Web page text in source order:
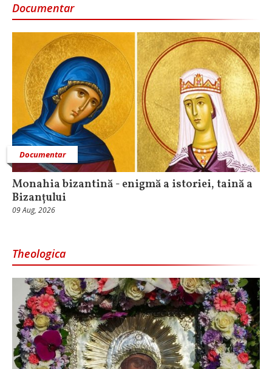
Documentar
Documentar
Monahia bizantină - enigmă a istoriei, taină a
Bizanțului
09 Aug, 2026
Theologica